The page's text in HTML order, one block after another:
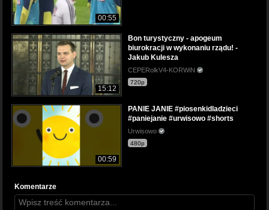
00:55
15:12
Bon turystyczny - apogeum
biurokracji w wykonaniu rządu! -
Jakub Kulesza
CEPERolkV4-KORWiN
720p
00:59
PANIE JANIE #piosenkidladzieci
#paniejanie #urwisowo #shorts
Urwisowo
480p
Komentarze